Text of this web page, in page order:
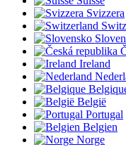
Svizzera
Ireland
België
Portugal
Belgien
Norge